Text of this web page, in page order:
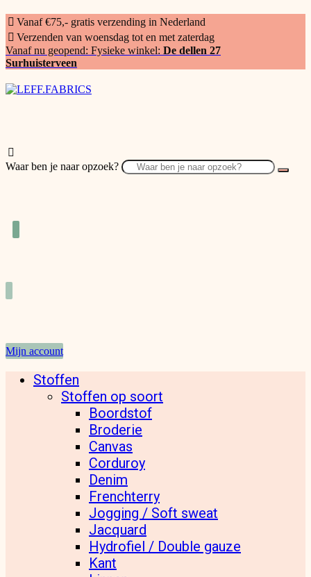
Vanaf €75,- gratis verzending in Nederland
Verzenden van woensdag tot en met zaterdag
Vanaf nu geopend: Fysieke winkel: De dellen 27
Surhuisterveen
Waar ben je naar opzoek?
Mijn account
Stoffen
Stoffen op soort
Boordstof
Broderie
Canvas
Corduroy
Denim
Frenchterry
Jogging / Soft sweat
Jacquard
Hydrofiel / Double gauze
Kant